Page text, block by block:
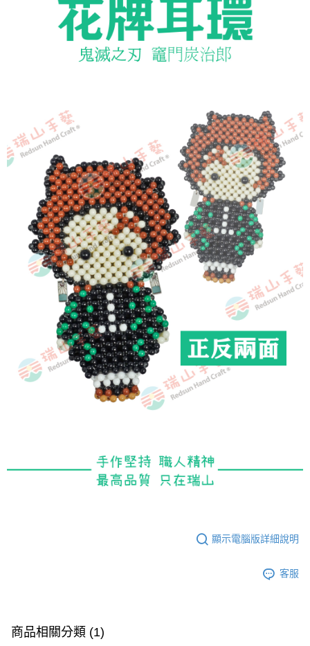
顯示電腦版詳細說明
客服
商品相關分類 (1)